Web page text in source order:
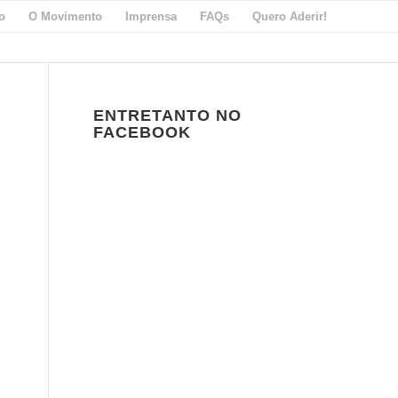
O Movimento Imprensa FAQs Quero Aderir!
ENTRETANTO NO
FACEBOOK